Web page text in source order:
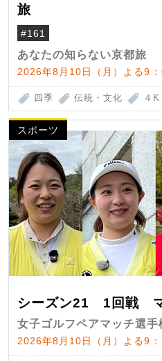
旅
#161
あなたの知らない京都旅
2026年8月10日（月）よる9
四季 伝統・文化 ４
スポーツ
シーズン21 1回戦
女子ゴルフペアマッチ選手
2026年8月10日（月）よる9